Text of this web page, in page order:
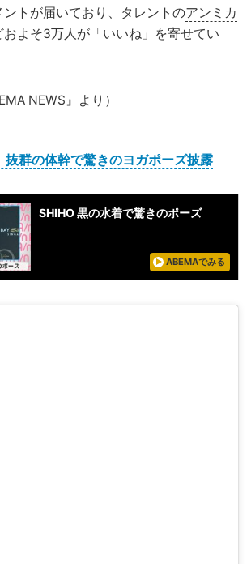
トが届いており、タレントのアンミカ
およそ3万人が「いいね」を寄せてい
NEWS』より）
群の体幹で驚きのヨガポーズ披露
SHIHO 黒の水着で驚きのポーズ
ABEMAでみる